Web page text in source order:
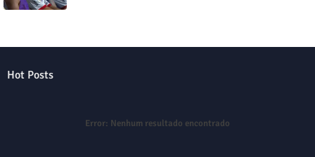
Hot Posts
Error: Nenhum resultado encontrado